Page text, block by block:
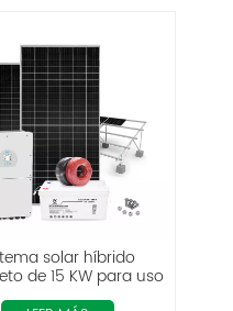
solar híbrido
de 15 KW para uso
doméstico